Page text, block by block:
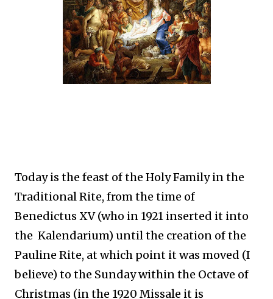
Today is the feast of the Holy Family in the
Traditional Rite, from the time of
Benedictus XV (who in 1921 inserted it into
the Kalendarium) until the creation of the
Pauline Rite, at which point it was moved (I
believe) to the Sunday within the Octave of
Christmas (in the 1920 Missale it is